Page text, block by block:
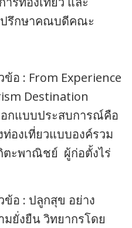
ปรึกษาคณบดีคณะ
อ : From Experience
Destination
อกแบบประสบการณ์คือ
องเที่ยวแบบองค์รวม
ะพาณิชย์ ผู้ก่อตั้งไร่
ข้อ : ปลูกสุข อย่าง
ยั่งยืน วิทยากรโดย